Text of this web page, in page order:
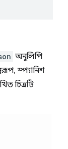
অনুলিপি
স্প্যানিশ
চিত্রটি